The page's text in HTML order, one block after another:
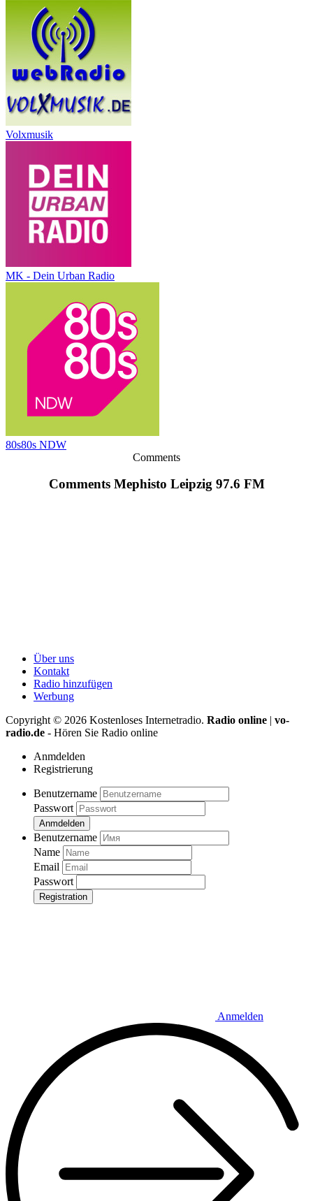
Volxmusik
MK - Dein Urban Radio
80s80s NDW
Comments
Comments Mephisto Leipzig 97.6 FM
Über uns
Kontakt
Radio hinzufügen
Werbung
Copyright © 2026 Kostenloses Internetradio. Radio online | vo-
radio.de - Hören Sie Radio online
Anmdelden
Registrierung
Benutzername
Passwort
Anmdelden
Benutzername
Name
Email
Passwort
Registration
Anmelden